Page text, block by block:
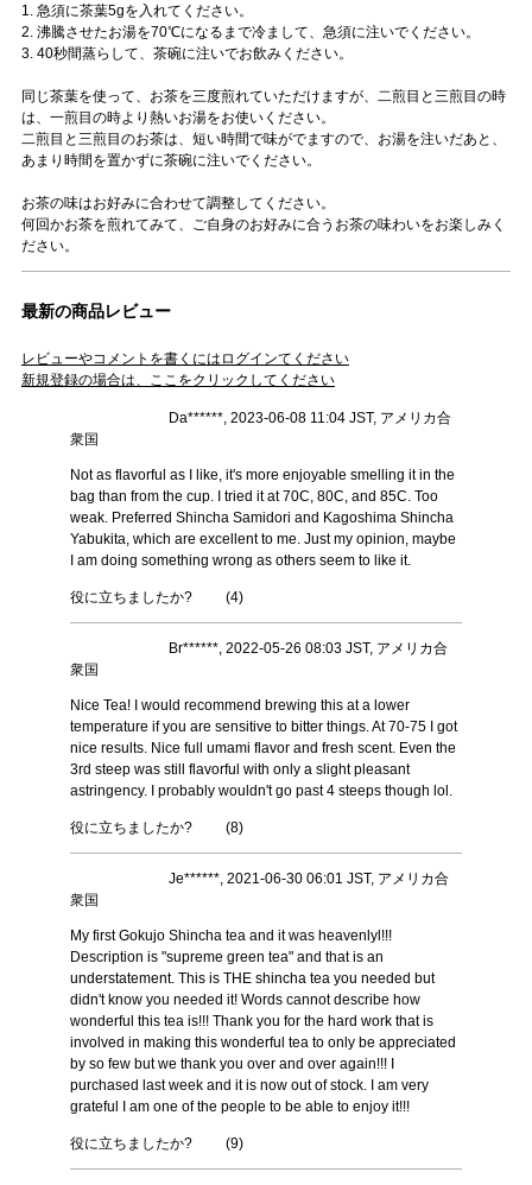
1. 急須に茶葉5gを入れてください。
2. 沸騰させたお湯を70℃になるまで冷まして、急須に注いでください。
3. 40秒間蒸らして、茶碗に注いでお飲みください。
同じ茶葉を使って、お茶を三度煎れていただけますが、二煎目と三煎目の時
は、一煎目の時より熱いお湯をお使いください。
二煎目と三煎目のお茶は、短い時間で味がでますので、お湯を注いだあと、
あまり時間を置かずに茶碗に注いでください。
お茶の味はお好みに合わせて調整してください。
何回かお茶を煎れてみて、ご自身のお好みに合うお茶の味わいをお楽しみく
ださい。
最新の商品レビュー
レビューやコメントを書くにはログインてください
新規登録の場合は、ここをクリックしてください
Da******, 2023-06-08 11:04 JST, アメリカ合
衆国
Not as flavorful as I like, it's more enjoyable smelling it in the
bag than from the cup. I tried it at 70C, 80C, and 85C. Too
weak. Preferred Shincha Samidori and Kagoshima Shincha
Yabukita, which are excellent to me. Just my opinion, maybe
I am doing something wrong as others seem to like it.
役に立ちましたか? (4)
Br******, 2022-05-26 08:03 JST, アメリカ合
衆国
Nice Tea! I would recommend brewing this at a lower
temperature if you are sensitive to bitter things. At 70-75 I got
nice results. Nice full umami flavor and fresh scent. Even the
3rd steep was still flavorful with only a slight pleasant
astringency. I probably wouldn't go past 4 steeps though lol.
役に立ちましたか? (8)
Je******, 2021-06-30 06:01 JST, アメリカ合
衆国
My first Gokujo Shincha tea and it was heavenlyl!!!
Description is "supreme green tea" and that is an
understatement. This is THE shincha tea you needed but
didn't know you needed it! Words cannot describe how
wonderful this tea is!!! Thank you for the hard work that is
involved in making this wonderful tea to only be appreciated
by so few but we thank you over and over again!!! I
purchased last week and it is now out of stock. I am very
grateful I am one of the people to be able to enjoy it!!!
役に立ちましたか? (9)